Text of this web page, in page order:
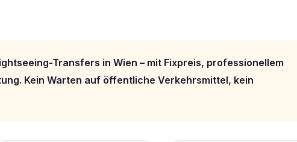
Transfers in Wien – mit Fixpreis, professionellem
Kein Warten auf öffentliche Verkehrsmittel, kein